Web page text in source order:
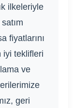
ilkeleriyle
fiyatlarını
iyi teklifleri
ve
geri